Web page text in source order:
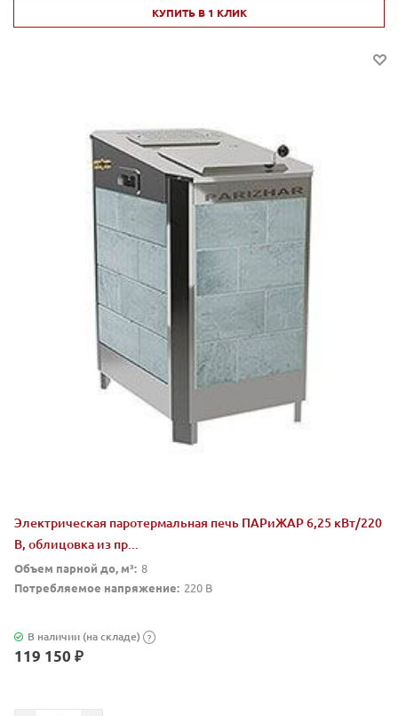
КУПИТЬ В 1 КЛИК
Электрическая паротермальная печь ПАРиЖАР 6,25 кВт/220
В, облицовка из пр...
Объем парной до, м³: 8
Потребляемое напряжение: 220 В
В наличии (на складе) ?
119 150 ₽